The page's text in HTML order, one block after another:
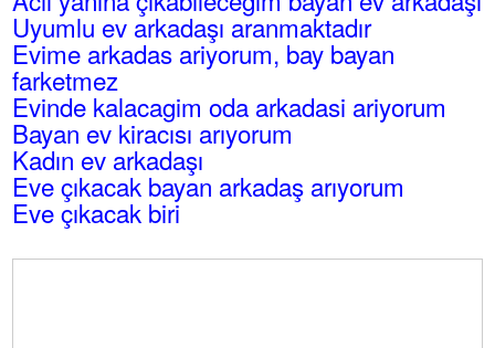
Uyumlu ev arkadaşı aranmaktadır
Evime arkadas ariyorum, bay bayan
farketmez
Evinde kalacagim oda arkadasi ariyorum
Bayan ev kiracısı arıyorum
Kadın ev arkadaşı
Eve çıkacak bayan arkadaş arıyorum
Eve çıkacak biri